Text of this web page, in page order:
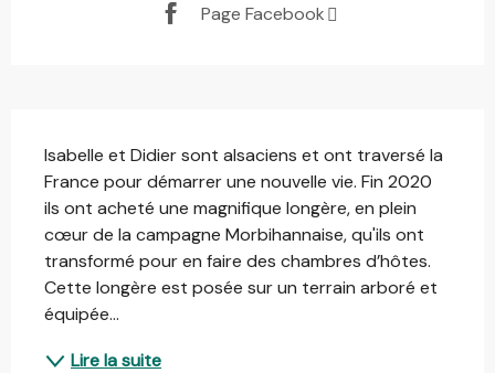
Page Facebook
Isabelle et Didier sont alsaciens et ont traversé la
France pour démarrer une nouvelle vie. Fin 2020
ils ont acheté une magnifique longère, en plein
cœur de la campagne Morbihannaise, qu'ils ont
transformé pour en faire des chambres d’hôtes.
Cette longère est posée sur un terrain arboré et
équipée...
Lire la suite